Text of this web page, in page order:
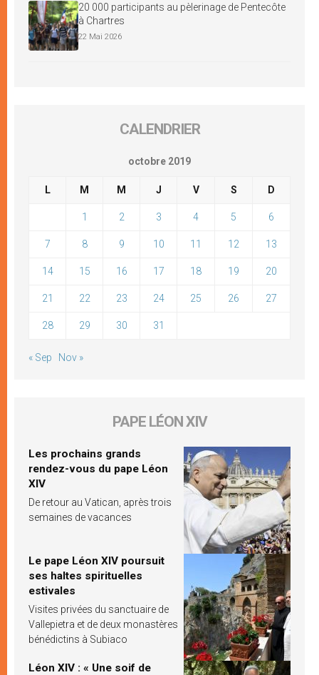
20 000 participants au pèlerinage de Pentecôte
à Chartres
22 Mai 2026
CALENDRIER
octobre 2019
L M M J V S D
1 2 3 4 5 6
7 8 9 10 11 12 13
14 15 16 17 18 19 20
21 22 23 24 25 26 27
28 29 30 31
« Sep Nov »
PAPE LÉON XIV
Les prochains grands
rendez-vous du pape Léon
XIV
De retour au Vatican, après trois
semaines de vacances
Le pape Léon XIV poursuit
ses haltes spirituelles
estivales
Visites privées du sanctuaire de
Vallepietra et de deux monastères
bénédictins à Subiaco
Léon XIV : « Une soif de